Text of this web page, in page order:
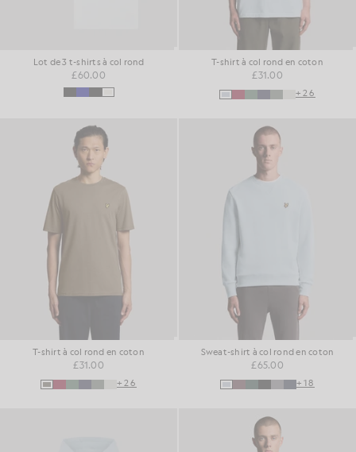
Lot de 3 t-shirts à col rond
£60.00
T-shirt à col rond en coton
£31.00
+26
T-shirt à col rond en coton
£31.00
+26
Sweat-shirt à col rond en coton
£65.00
+18